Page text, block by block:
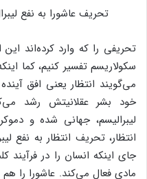
تحریف عاشورا به نفع
تحریفی را که وارد کرده‌اند
سکولاریسم تفسیر کنیم، کما
می‌گویند انتظار یعنی افق
خود بشر عقلانیتش رشد
لیبرالیسم، جهانی شده و
انتظار، تحریف انتظار به نفع
جای اینکه انسان را در فرآیند
مادی فعال می‌کند. عاشورا